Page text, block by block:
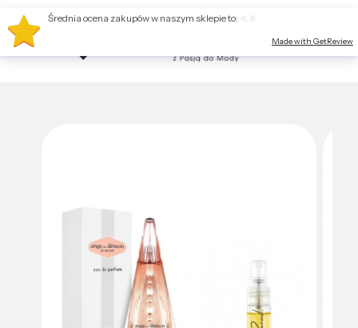
Średnia ocena zakupów w naszym sklepie to:
Made with GetReview